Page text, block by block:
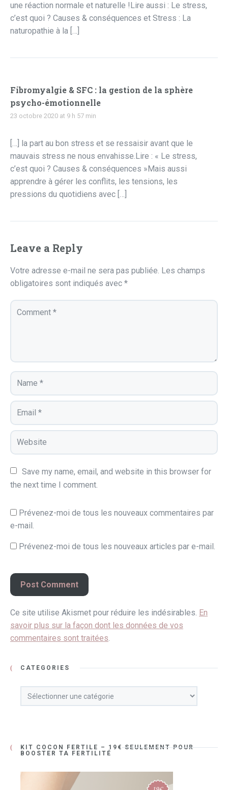
une réaction normale et naturelle !Lire aussi : Le stress,
c’est quoi ? Causes & conséquences et Stress : La
naturopathie à la […]
Fibromyalgie & SFC : la gestion de la sphère
psycho-émotionnelle
23 octobre 2020 at 9 h 57 min
[…] la part au bon stress et se ressaisir avant que le
mauvais stress ne nous envahisse.Lire : « Le stress,
c’est quoi ? Causes & conséquences »Mais aussi
apprendre à gérer les conflits, les tensions, les
pressions du quotidiens avec […]
Leave a Reply
Votre adresse e-mail ne sera pas publiée. Les champs
obligatoires sont indiqués avec *
Save my name, email, and website in this browser for
the next time I comment.
Prévenez-moi de tous les nouveaux commentaires par
e-mail.
Prévenez-moi de tous les nouveaux articles par e-mail.
Ce site utilise Akismet pour réduire les indésirables. En
savoir plus sur la façon dont les données de vos
commentaires sont traitées.
CATÉGORIES
KIT COCON FERTILE – 19€ SEULEMENT POUR
BOOSTER TA FERTILITÉ